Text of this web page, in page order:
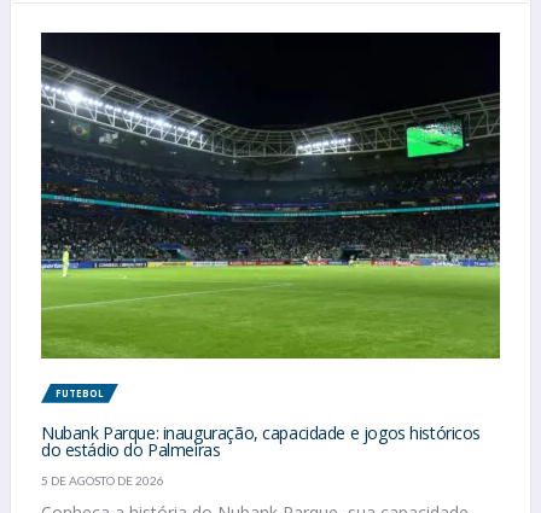
FUTEBOL
Nubank Parque: inauguração, capacidade e jogos históricos
do estádio do Palmeiras
5 DE AGOSTO DE 2026